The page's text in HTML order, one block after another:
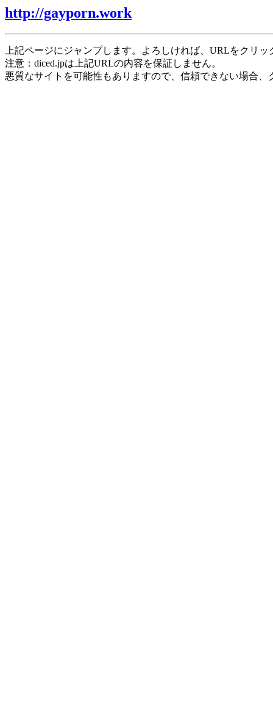
http://gayporn.work
上記ページにジャンプします。よろしければ、URLをクリ
注意：diced.jpは上記URLの内容を保証しません。
悪質なサイトを可能性もありますので、信頼できない場合、